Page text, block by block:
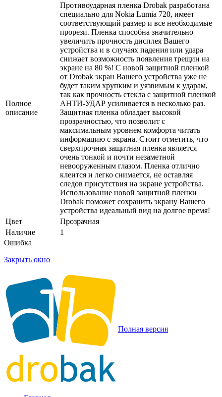
Полное
описание
Противоударная пленка Drobak разработана
специально для Nokia Lumia 720, имеет
соответствующий размер и все необходимые
прорези. Пленка способна значительно
увеличить прочность дисплея Вашего
устройства и в случаях падения или удара
снижает возможность появления трещин на
экране на 80 %! С новой защитной пленкой
от Drobak экран Вашего устройства уже не
будет таким хрупким и уязвимым к ударам,
так как прочность стекла с защитной пленкой
АНТИ-УДАР усиливается в несколько раз.
Защитная пленка обладает высокой
прозрачностью, что позволит с
максимальным уровнем комфорта читать
информацию с экрана. Стоит отметить, что
сверхпрочная защитная пленка является
очень тонкой и почти незаметной
невооруженным глазом. Пленка отлично
клеится и легко снимается, не оставляя
следов присутствия на экране устройства.
Использование новой защитной пленки
Drobak поможет сохранить экрану Вашего
устройства идеальный вид на долгое время!
Цвет
Прозрачная
Наличие
1
Ошибка
Закрыть окно
Полная версия